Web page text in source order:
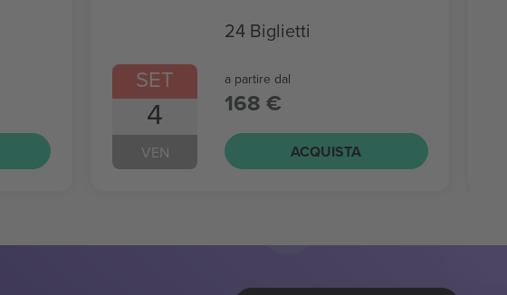
SET
4
VEN
24 Biglietti
a partire dal
168 €
ACQUISTA